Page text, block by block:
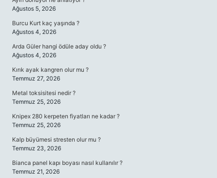
Ağustos 5, 2026
Burcu Kurt kaç yaşında ?
Ağustos 4, 2026
Arda Güler hangi ödüle aday oldu ?
Ağustos 4, 2026
Kırık ayak kangren olur mu ?
Temmuz 27, 2026
Metal toksisitesi nedir ?
Temmuz 25, 2026
Knipex 280 kerpeten fiyatları ne kadar ?
Temmuz 25, 2026
Kalp büyümesi stresten olur mu ?
Temmuz 23, 2026
Bianca panel kapı boyası nasıl kullanılır ?
Temmuz 21, 2026